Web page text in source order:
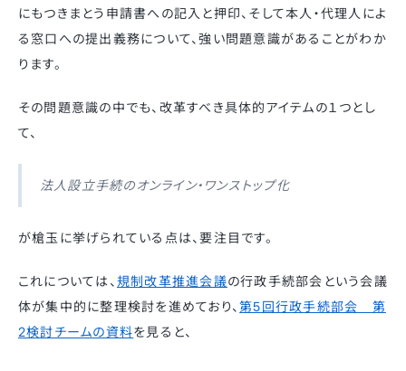
にもつきまとう申請書への記入と押印、そして本人・代理人によ
る窓口への提出義務について、強い問題意識があることがわか
ります。
その問題意識の中でも、改革すべき具体的アイテムの１つとし
て、
法人設立手続のオンライン・ワンストップ化
が槍玉に挙げられている点は、要注目です。
これについては、 規制改革推進会議の行政手続部会という会議
体が集中的に整理検討を進めており、第5回行政手続部会 第
2検討チームの資料を見ると、